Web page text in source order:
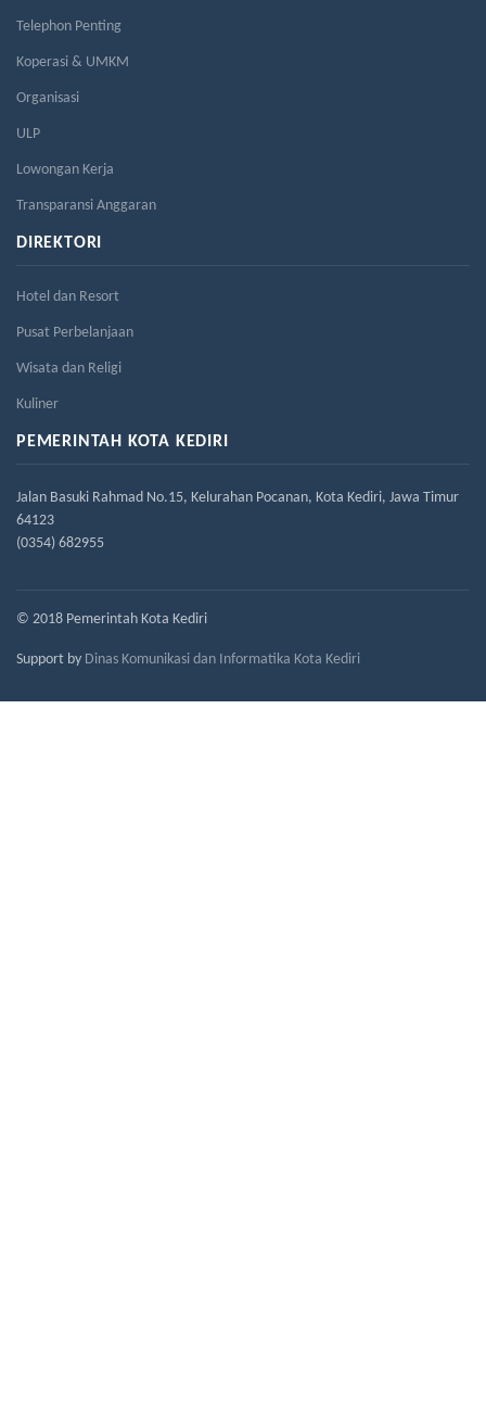
Telephon Penting
Koperasi & UMKM
Organisasi
ULP
Lowongan Kerja
Transparansi Anggaran
DIREKTORI
Hotel dan Resort
Pusat Perbelanjaan
Wisata dan Religi
Kuliner
PEMERINTAH KOTA KEDIRI
Jalan Basuki Rahmad No.15, Kelurahan Pocanan, Kota Kediri, Jawa Timur
64123
(0354) 682955
© 2018 Pemerintah Kota Kediri
Support by Dinas Komunikasi dan Informatika Kota Kediri